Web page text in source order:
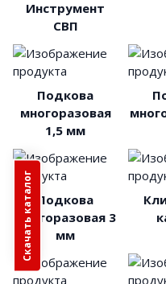
Инструмент
СВП
Подкова
многоразовая
1,5 мм
Подкова
многоразовая 3
мм
Скачать каталог